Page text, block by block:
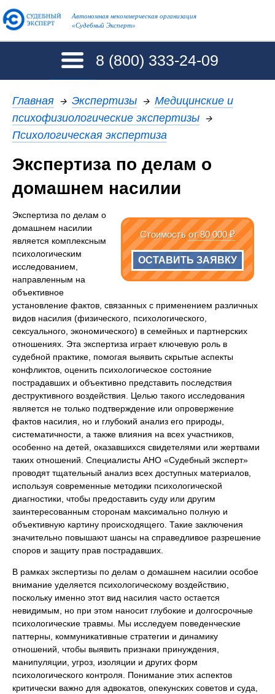
Автономная некоммерческая организация
«Судебный Эксперт»
8 (800) 333-24-09
Главная → Экспертизы → Медицинские и
психофизиологические экспертизы →
Психологическая экспертиза
Экспертиза по делам о
домашнем насилии
Стоимостьот 80 000 ₽
ОСТАВИТЬ ЗАЯВКУ
Экспертиза по делам о
домашнем насилии
является комплексным
психологическим
исследованием,
направленным на
объективное
установление фактов, связанных с применением различных
видов насилия (физического, психологического,
сексуального, экономического) в семейных и партнерских
отношениях. Эта экспертиза играет ключевую роль в
судебной практике, помогая выявить скрытые аспекты
конфликтов, оценить психологическое состояние
пострадавших и объективно представить последствия
деструктивного воздействия. Целью такого исследования
является не только подтверждение или опровержение
фактов насилия, но и глубокий анализ его природы,
систематичности, а также влияния на всех участников,
особенно на детей, оказавшихся свидетелями или жертвами
таких отношений. Специалисты АНО «Судебный эксперт»
проводят тщательный анализ всех доступных материалов,
используя современные методики психологической
диагностики, чтобы предоставить суду или другим
заинтересованным сторонам максимально полную и
объективную картину происходящего. Такие заключения
значительно повышают шансы на справедливое разрешение
споров и защиту прав пострадавших.
В рамках экспертизы по делам о домашнем насилии особое
внимание уделяется психологическому воздействию,
поскольку именно этот вид насилия часто остается
невидимым, но при этом наносит глубокие и долгосрочные
психологические травмы. Мы исследуем поведенческие
паттерны, коммуникативные стратегии и динамику
отношений, чтобы выявить признаки принуждения,
манипуляции, угроз, изоляции и других форм
психологического контроля. Понимание этих аспектов
критически важно для адвокатов, опекунских советов и суда,